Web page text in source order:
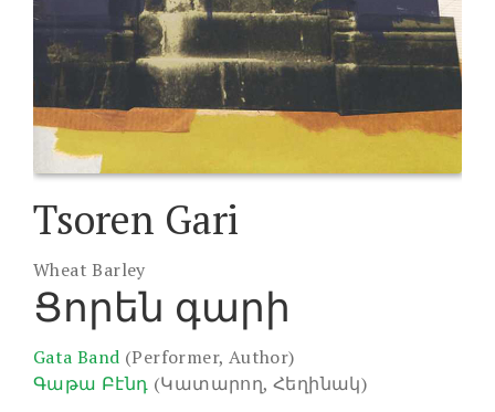
Tsoren Gari
Wheat Barley
Ցորեն գարի
Gata Band (Performer, Author)
Գաթա Բէնդ (Կատարող, Հեղինակ)